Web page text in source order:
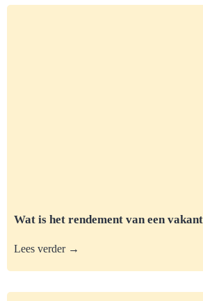
Wat is het rendement van een
Lees verder →